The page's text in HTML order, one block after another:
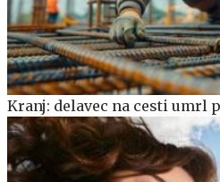
Kranj: delavec na cesti umrl